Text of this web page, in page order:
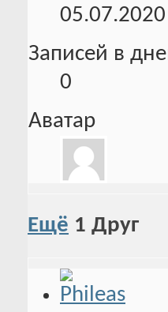
05.07.2020
Записей в
0
Аватар
Ещё 1 Друг